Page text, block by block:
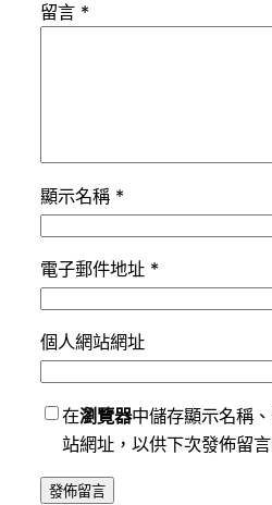
留言 *
顯示名稱 *
電子郵件地址 *
個人網站網址
在瀏覽器中儲存顯示名稱
站網址，以供下次發佈留